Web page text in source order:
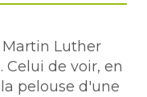
Martin Luther
Celui de voir, en
pelouse d'une